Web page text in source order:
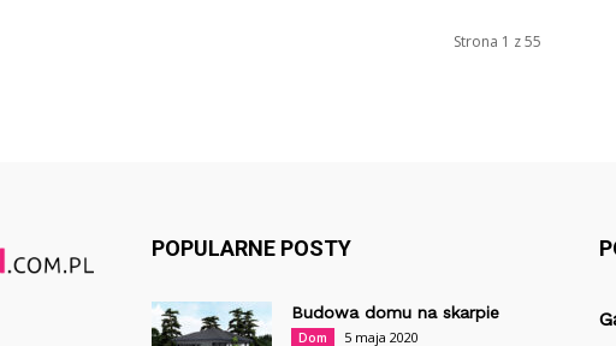
Strona 1 z 55
POPULARNE POSTY
Budowa domu na skarpie
Dom 5 maja 2020